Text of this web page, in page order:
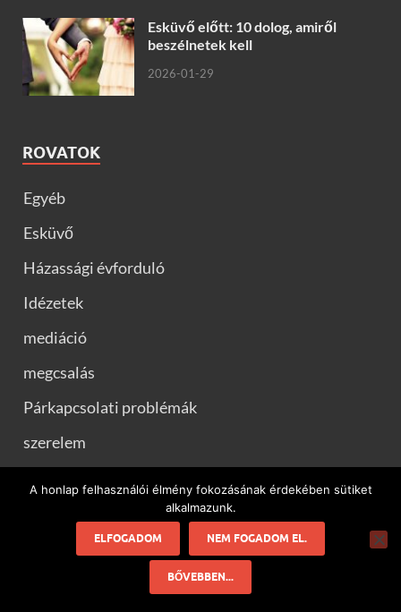
Esküvő előtt: 10 dolog, amiről
beszélnetek kell
2026-01-29
ROVATOK
Egyéb
Esküvő
Házassági évforduló
Idézetek
mediáció
megcsalás
Párkapcsolati problémák
szerelem
JOGI DOLGOK
Impresszum/Kapcsolat
A honlap felhasználói élmény fokozásának érdekében sütiket
alkalmazunk.
ELFOGADOM NEM FOGADOM EL.
BŐVEBBEN...